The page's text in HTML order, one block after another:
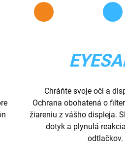
Chráňte svoje oči a
Ochrana obohatená o
žiareniu z vášho displeja.
dotyk a plynulá
odtlačkov.